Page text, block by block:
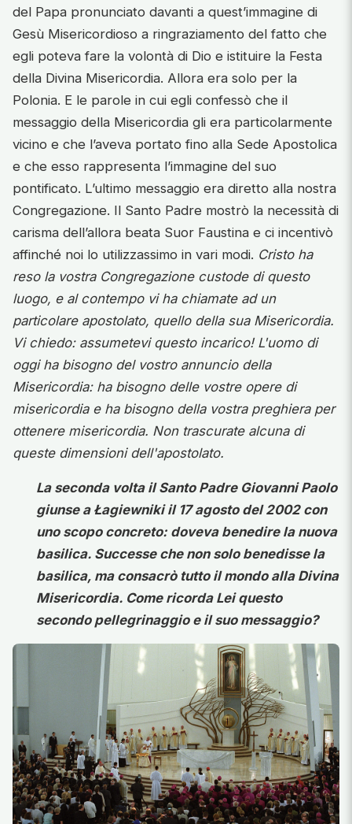
del Papa pronunciato davanti a quest’immagine di
Gesù Misericordioso a ringraziamento del fatto che
egli poteva fare la volontà di Dio e istituire la Festa
della Divina Misericordia. Allora era solo per la
Polonia. E le parole in cui egli confessò che il
messaggio della Misericordia gli era particolarmente
vicino e che l’aveva portato fino alla Sede Apostolica
e che esso rappresenta l’immagine del suo
pontificato. L’ultimo messaggio era diretto alla nostra
Congregazione. Il Santo Padre mostrò la necessità di
carisma dell’allora beata Suor Faustina e ci incentivò
affinché noi lo utilizzassimo in vari modi. Cristo ha
reso la vostra Congregazione custode di questo
luogo, e al contempo vi ha chiamate ad un
particolare apostolato, quello della sua Misericordia.
Vi chiedo: assumetevi questo incarico! L'uomo di
oggi ha bisogno del vostro annuncio della
Misericordia: ha bisogno delle vostre opere di
misericordia e ha bisogno della vostra preghiera per
ottenere misericordia. Non trascurate alcuna di
queste dimensioni dell'apostolato.
La seconda volta il Santo Padre Giovanni Paolo
giunse a Łagiewniki il 17 agosto del 2002 con
uno scopo concreto: doveva benedire la nuova
basilica. Successe che non solo benedisse la
basilica, ma consacrò tutto il mondo alla Divina
Misericordia. Come ricorda Lei questo
secondo pellegrinaggio e il suo messaggio?